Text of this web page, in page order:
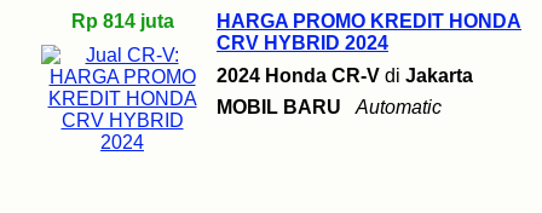
Rp 814 juta
HARGA PROMO KREDIT HONDA
CRV HYBRID 2024
2024 Honda CR-V di Jakarta
MOBIL BARU
Automatic